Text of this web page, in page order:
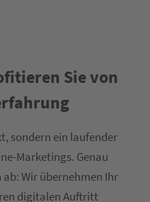
Sie von
sondern ein laufender
Marketings. Genau
Wir übernehmen Ihr
digitalen Auftritt